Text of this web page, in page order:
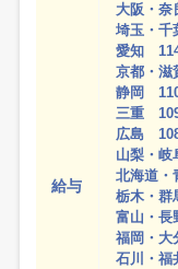
給与
大阪・
埼玉・
愛知
京都・
静岡
三重
広島
山梨・
北海道
栃木・
富山・
福岡・
石川・